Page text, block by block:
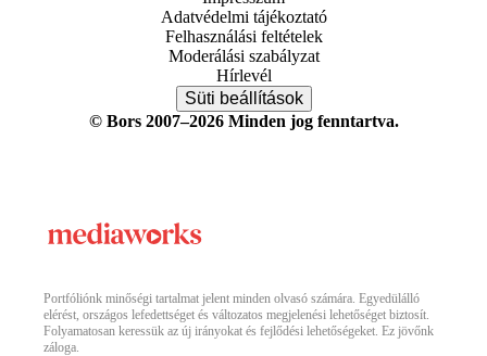
Adatvédelmi tájékoztató
Felhasználási feltételek
Moderálási szabályzat
Hírlevél
Süti beállítások
© Bors 2007–2026 Minden jog fenntartva.
Portfóliónk minőségi tartalmat jelent minden olvasó számára. Egyedülálló
elérést, országos lefedettséget és változatos megjelenési lehetőséget biztosít.
Folyamatosan keressük az új irányokat és fejlődési lehetőségeket. Ez jövőnk
záloga.